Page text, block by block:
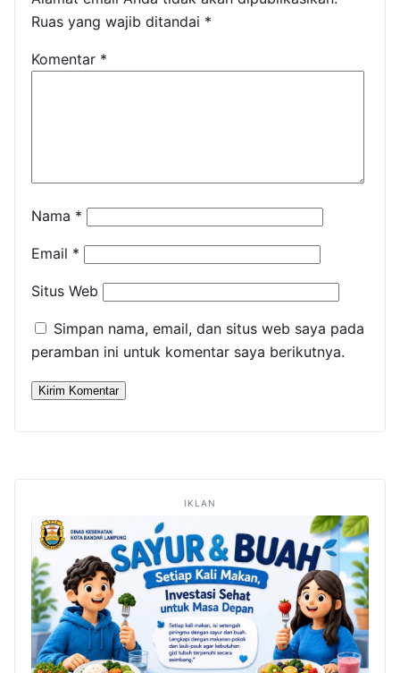
Ruas yang wajib ditandai *
Komentar *
Nama *
Email *
Situs Web
Simpan nama, email, dan situs web saya pada
peramban ini untuk komentar saya berikutnya.
IKLAN